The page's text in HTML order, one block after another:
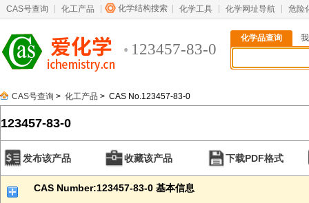
CAS号查询 化工产品 化学结构搜索 化学工具 化学网址导航 危险
123457-83-0
化学品查询
CAS号查询 > 化工产品 > CAS No.123457-83-0
123457-83-0
发布该产品 收藏该产品 下载PDF格式
CAS Number:123457-83-0 基本信息